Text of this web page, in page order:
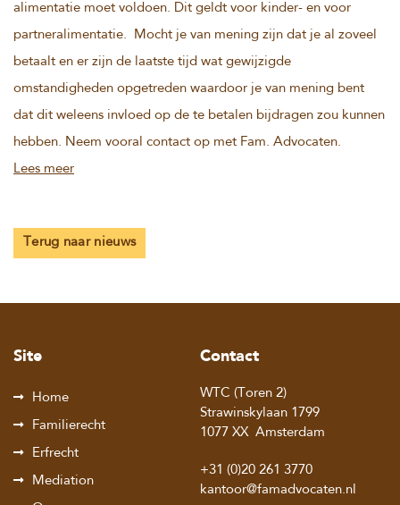
alimentatie moet voldoen. Dit geldt voor kinder- en voor
partneralimentatie. Mocht je van mening zijn dat je al zoveel
betaalt en er zijn de laatste tijd wat gewijzigde
omstandigheden opgetreden waardoor je van mening bent
dat dit weleens invloed op de te betalen bijdragen zou kunnen
hebben. Neem vooral contact op met Fam. Advocaten.
Lees meer
Terug naar nieuws
Site
Home
Familierecht
Erfrecht
Mediation
Contact
WTC (Toren 2)
Strawinskylaan 1799
1077 XX Amsterdam
+31 (0)20 261 3770
kantoor@famadvocaten.nl